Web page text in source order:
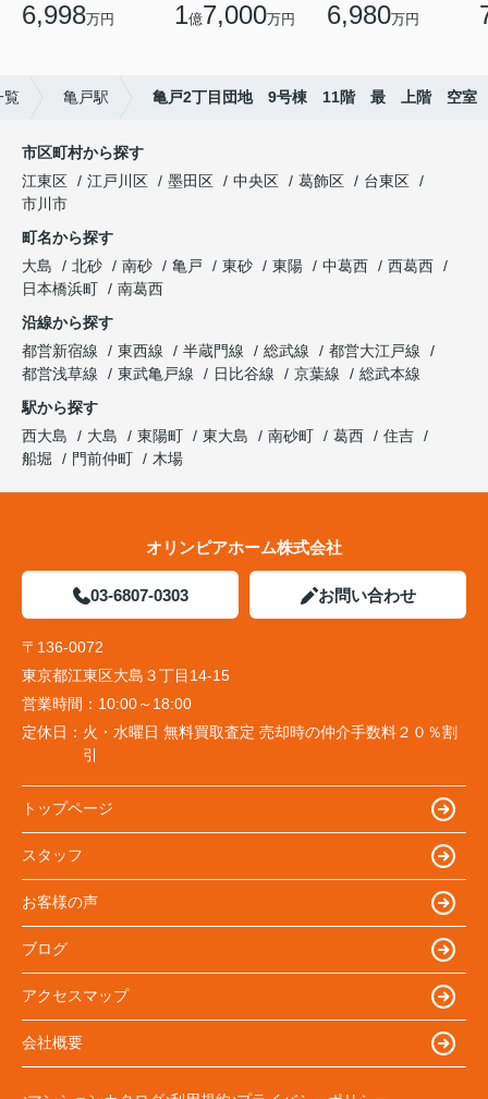
6,998万円 1億7,000万円 6,980万円
覧 亀戸駅 亀戸2丁目団地 9号棟 11階 最 上階 空室
市区町村から探す
江東区
江戸川区 墨田区 中央区 葛飾区
台東区
市川市
町名から探す
大島
北砂 南砂 亀戸 東砂 東陽 中葛西
西葛西
日本橋浜町
南葛西
沿線から探す
都営新宿線
東西線 半蔵門線 総武線
都営大江戸線
都営浅草線
東武亀戸線 日比谷線 京葉線
総武本線
駅から探す
西大島
大島 東陽町 東大島 南砂町 葛西
住吉
船堀
門前仲町 木場
オリンピアホーム株式会社
03-6807-0303 お問い合わせ
〒136-0072
東京都江東区大島３丁目14-15
営業時間： 10:00～18:00
定休日： 火・水曜日 無料買取査定 売却時の仲介手数料２０％割
引
トップページ
スタッフ
お客様の声
ブログ
アクセスマップ
会社概要